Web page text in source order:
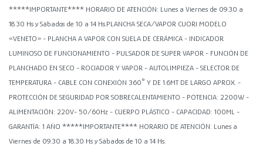
*****IMPORTANTE**** HORARIO DE ATENCIÓN: Lunes a Viernes de 09.30 a
18.30 Hs y Sábados de 10 a 14 Hs.PLANCHA SECA/VAPOR CUORI MODELO
«VENETO» - PLANCHA A VAPOR CON SUELA DE CERÁMICA - INDICADOR
LUMINOSO DE FUNCIONAMIENTO - PULSADOR DE SUPER VAPOR - FUNCIÓN DE
PLANCHADO EN SECO - ROCIADOR Y VAPOR - AUTOLIMPIEZA - SELECTOR DE
TEMPERATURA - CABLE CON CONEXIÓN 360° Y DE 1.6MT DE LARGO APROX. -
PROTECCIÓN DE SEGURIDAD POR SOBRECALENTAMIENTO - POTENCIA: 2200W -
ALIMENTACIÓN: 220V- 50/60Hz - CUERPO PLÁSTICO - CAPACIDAD: 100ML -
GARANTÍA: 1 AÑO *****IMPORTANTE**** HORARIO DE ATENCIÓN: Lunes a
Viernes de 09.30 a 18.30 Hs y Sábados de 10 a 14 Hs.